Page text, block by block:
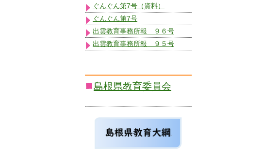
ぐんぐん第7号（資料）
ぐんぐん第7号
出雲教育事務所報 ９６号
出雲教育事務所報 ９５号
島根県教育委員会